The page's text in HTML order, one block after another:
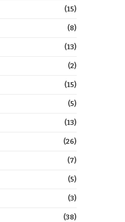
(15)
(8)
(13)
(2)
(15)
(5)
(13)
(26)
(7)
(5)
(3)
(38)